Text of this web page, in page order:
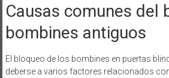
Causas comunes del
bombines antiguos
El bloqueo de los bombines en puertas
deberse a varios factores relacionados